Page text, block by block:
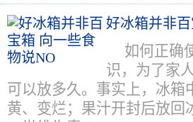
好冰箱并非
如何正确
识，为了家
可以放多久。事实上，冰箱
黄、变烂；果汁开封后放回